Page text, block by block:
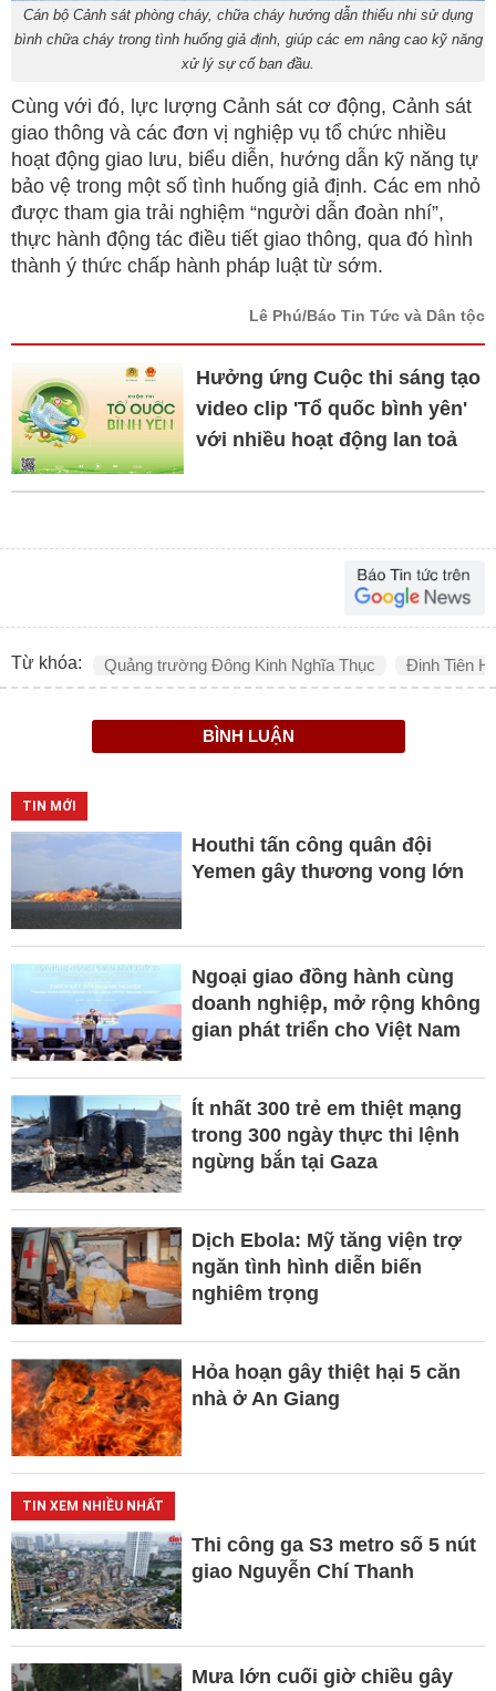
Cán bộ Cảnh sát phòng cháy, chữa cháy hướng dẫn thiếu nhi sử dụng
bình chữa cháy trong tình huống giả định, giúp các em nâng cao kỹ năng
xử lý sự cố ban đầu.
Cùng với đó, lực lượng Cảnh sát cơ động, Cảnh sát
giao thông và các đơn vị nghiệp vụ tổ chức nhiều
hoạt động giao lưu, biểu diễn, hướng dẫn kỹ năng tự
bảo vệ trong một số tình huống giả định. Các em nhỏ
được tham gia trải nghiệm “người dẫn đoàn nhí”,
thực hành động tác điều tiết giao thông, qua đó hình
thành ý thức chấp hành pháp luật từ sớm.
Lê Phú/Báo Tin Tức và Dân tộc
Hưởng ứng Cuộc thi sáng tạo
video clip 'Tổ quốc bình yên'
với nhiều hoạt động lan toả
Từ khóa: Quảng trường Đông Kinh Nghĩa Thục Đinh Tiên
BÌNH LUẬN
TIN MỚI
Houthi tấn công quân đội
Yemen gây thương vong lớn
Ngoại giao đồng hành cùng
doanh nghiệp, mở rộng không
gian phát triển cho Việt Nam
Ít nhất 300 trẻ em thiệt mạng
trong 300 ngày thực thi lệnh
ngừng bắn tại Gaza
Dịch Ebola: Mỹ tăng viện trợ
ngăn tình hình diễn biến
nghiêm trọng
Hỏa hoạn gây thiệt hại 5 căn
nhà ở An Giang
TIN XEM NHIỀU NHẤT
Thi công ga S3 metro số 5 nút
giao Nguyễn Chí Thanh
Mưa lớn cuối giờ chiều gây